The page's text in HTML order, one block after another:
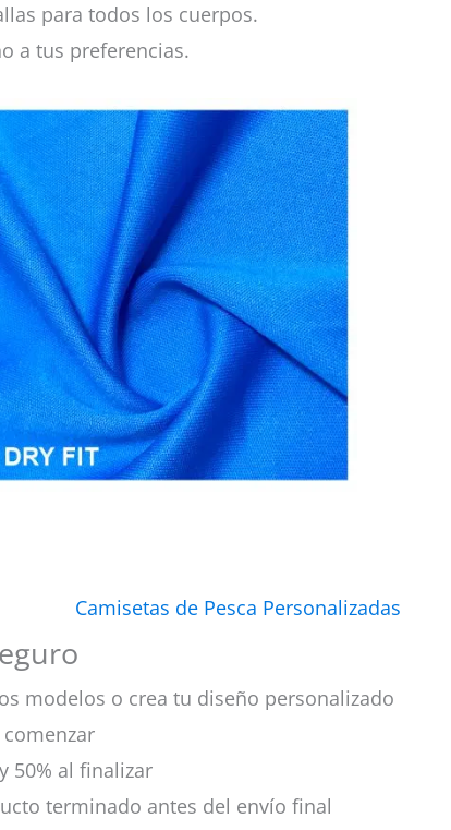
para todos los cuerpos.
a tus preferencias.
Camisetas de Pesca Personalizadas
modelos o crea tu diseño personalizado
50% al finalizar
terminado antes del envío final